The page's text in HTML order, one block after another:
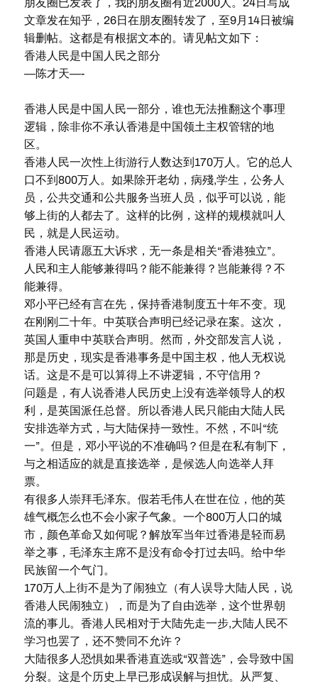
朋友圈已发表了，我的朋友圈有近2000人。24日写成
文章发在知乎，26日在朋友圈转发了，至9月14日被编
辑删帖。这都是有根据文本的。请见帖文如下：
香港人民是中国人民之部分
—陈才天—-
香港人民是中国人民一部分，谁也无法推翻这个事理
逻辑，除非你不承认香港是中国领土主权管辖的地
区。
香港人民一次性上街游行人数达到170万人。它的总人
口不到800万人。如果除开老幼，病殘,学生，公务人
员，公共交通和公共服务当班人员，似乎可以说，能
够上街的人都去了。这样的比例，这样的规模就叫人
民，就是人民运动。
香港人民请愿五大诉求，无一条是相关“香港独立”。
人民和主人能够兼得吗？能不能兼得？岂能兼得？不
能兼得。
邓小平已经有言在先，保持香港制度五十年不变。现
在刚刚二十年。中英联合声明已经记录在案。这次，
英国人重申中英联合声明。然而，外交部发言人说，
那是历史，现实是香港事务是中国主权，他人无权说
话。这是不是可以算得上不讲逻辑，不守信用？
问题是，有人说香港人民历史上没有选举领导人的权
利，是英国派任总督。所以香港人民只能由大陆人民
安排选举方式，与大陆保持一致性。不然，不叫“统
一”。但是，邓小平说的不准确吗？但是在私有制下，
与之相适应的就是直接选举，是候选人向选举人拜
票。
有很多人崇拜毛泽东。假若毛伟人在世在位，他的英
雄气概怎么也不会小家子气象。一个800万人口的城
市，颜色革命又如何呢？解放军当年过香港是轻而易
举之事，毛泽东主席不是没有命令打过去吗。给中华
民族留一个气门。
170万人上街不是为了闹独立（有人误导大陆人民，说
香港人民闹独立），而是为了自由选举，这个世界朝
流的事儿。香港人民相对于大陆先走一步,大陆人民不
学习也罢了，还不赞同不允许？
大陆很多人恐惧如果香港直选或“双普选”，会导致中国
分裂。这是个历史上早已形成误解与担忧。从严复、